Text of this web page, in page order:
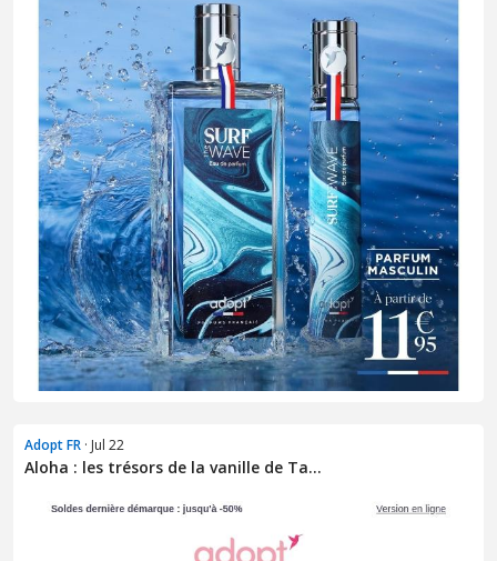
Adopt FR · Jul 22
Aloha : les trésors de la vanille de Ta...